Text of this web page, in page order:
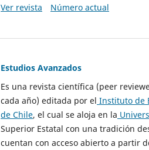
Ver revista
Número actual
Estudios Avanzados
Es una revista científica (peer
cada año) editada por el Instituto de
de Chile, el cual se aloja en la
Superior Estatal con una tradición
cuentan con acceso abierto a partir